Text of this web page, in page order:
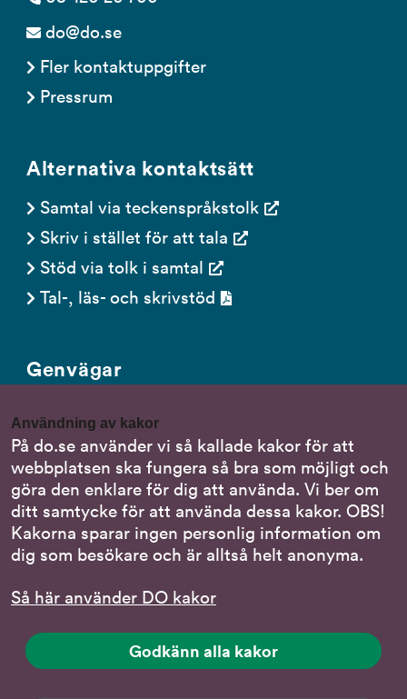
Användning av kakor
På do.se använder vi så kallade kakor för att
webbplatsen ska fungera så bra som möjligt och
göra den enklare för dig att använda. Vi ber om
ditt samtycke för att använda dessa kakor. OBS!
Kakorna sparar ingen personlig information om
dig som besökare och är alltså helt anonyma.
Så här använder DO kakor
Godkänn alla kakor
do@do.se
Fler kontaktuppgifter
Pressrum
Alternativa kontaktsätt
Samtal via teckenspråkstolk
Skriv i stället för att tala
Stöd via tolk i samtal
Tal-, läs- och skrivstöd
Genvägar
Nationella minoritetsspråk
Om DO:s webbplats
Behandling av personuppgifter
Följ oss
DO på LinkedIn
på
LinkedIn,
DO på Instagram
(DO
(DO